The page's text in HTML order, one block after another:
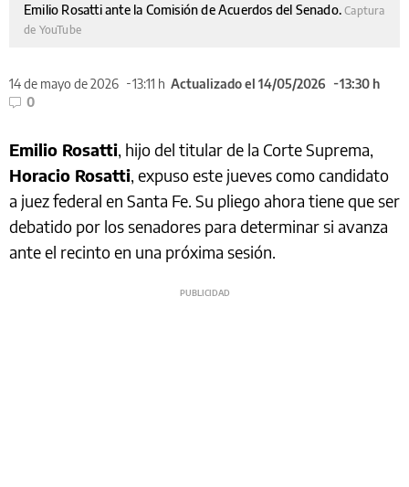
Emilio Rosatti ante la Comisión de Acuerdos del Senado.Captura
de YouTube
14 de mayo de 2026 13:11 h Actualizado el 14/05/2026
13:30 h
0
Emilio Rosatti, hijo del titular de la Corte Suprema,
Horacio Rosatti, expuso este jueves como candidato
a juez federal en Santa Fe. Su pliego ahora tiene que ser
debatido por los senadores para determinar si avanza
ante el recinto en una próxima sesión.